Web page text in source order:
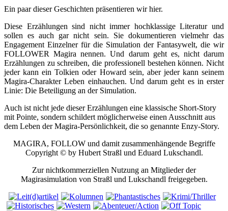
Ein paar dieser Geschichten präsentieren wir hier.
Diese Erzählungen sind nicht immer hochklassige Literatur und
sollen es auch gar nicht sein. Sie dokumentieren vielmehr das
Engagement Einzelner für die Simulation der Fantasywelt, die wir
FOLLOWER Magira nennen. Und darum geht es, nicht darum
Erzählungen zu schreiben, die professionell bestehen können. Nicht
jeder kann ein Tolkien oder Howard sein, aber jeder kann seinem
Magira-Charakter Leben einhauchen. Und darum geht es in erster
Linie: Die Beteiligung an der Simulation.
Auch ist nicht jede dieser Erzählungen eine klassische Short-Story
mit Pointe, sondern schildert möglicherweise einen Ausschnitt aus
dem Leben der Magira-Persönlichkeit, die so genannte Enzy-Story.
MAGIRA, FOLLOW und damit zusammenhängende Begriffe
Copyright © by Hubert Straßl und Eduard Lukschandl.
Zur nichtkommerziellen Nutzung an Mitglieder der
Magirasimulation von Straßl und Lukschandl freigegeben.